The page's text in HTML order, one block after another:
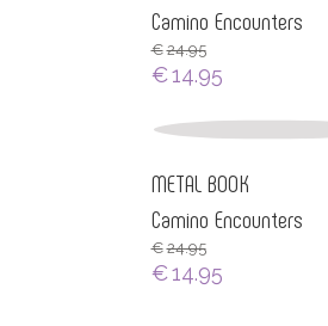
Camino Encounters
€ 24.95
€14.95
METAL BOOK
Camino Encounters
€ 24.95
€14.95